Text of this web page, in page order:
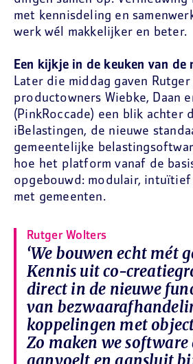
met kennisdeling en
werk wél makkelijker en beter.
Een kijkje in de keuken van de
Later die middag gaven
productowners Wiebke, Daan
(PinkRoccade) een blik achter
iBelastingen, de nieuwe
gemeentelijke
hoe het platform vanaf de
opgebouwd: modulair,
met gemeenten.
Rutger Wolters
‘We bouwen echt mét
Kennis uit co-
direct in de nieuwe
van
koppelingen met
Zo maken we software